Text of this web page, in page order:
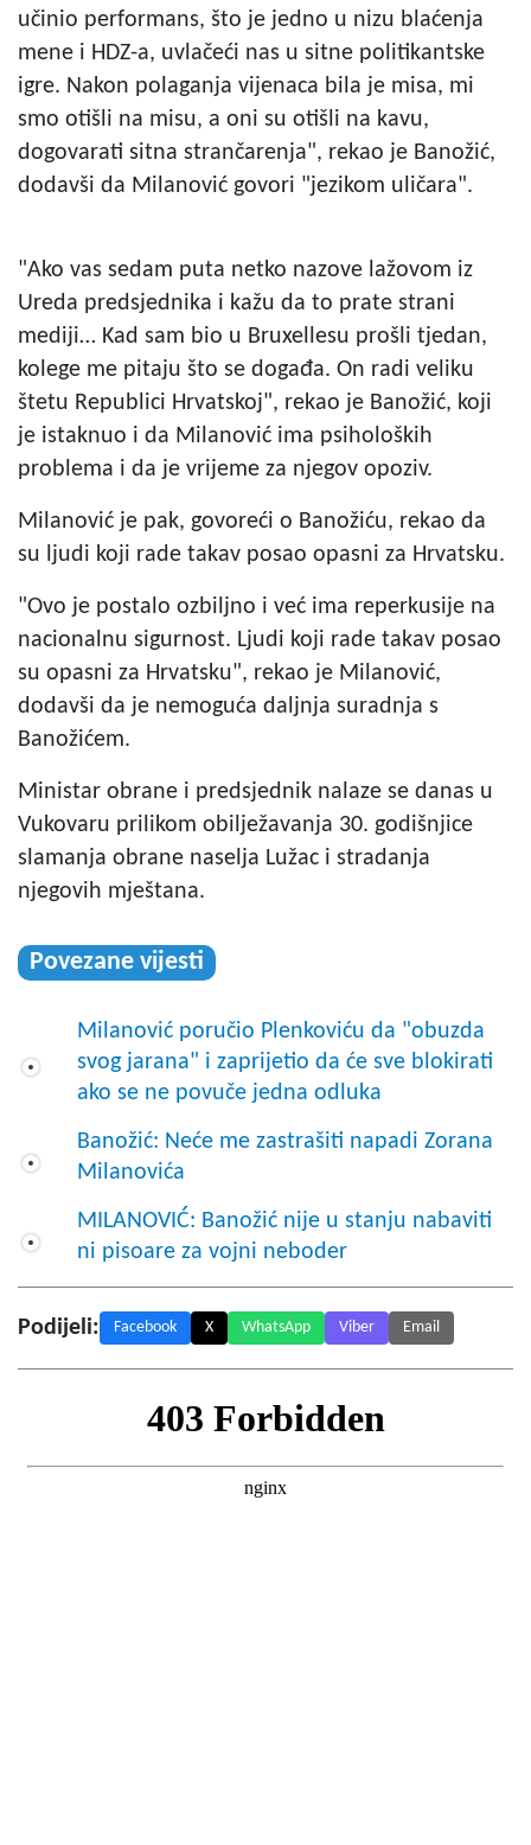
učinio performans, što je jedno u nizu blaćenja
mene i HDZ-a, uvlačeći nas u sitne politikantske
igre. Nakon polaganja vijenaca bila je misa, mi
smo otišli na misu, a oni su otišli na kavu,
dogovarati sitna strančarenja", rekao je Banožić,
dodavši da Milanović govori "jezikom uličara".
"Ako vas sedam puta netko nazove lažovom iz
Ureda predsjednika i kažu da to prate strani
mediji… Kad sam bio u Bruxellesu prošli tjedan,
kolege me pitaju što se događa. On radi veliku
štetu Republici Hrvatskoj", rekao je Banožić, koji
je istaknuo i da Milanović ima psiholoških
problema i da je vrijeme za njegov opoziv.
Milanović je pak, govoreći o Banožiću, rekao da
su ljudi koji rade takav posao opasni za Hrvatsku.
"Ovo je postalo ozbiljno i već ima reperkusije na
nacionalnu sigurnost. Ljudi koji rade takav posao
su opasni za Hrvatsku", rekao je Milanović,
dodavši da je nemoguća daljnja suradnja s
Banožićem.
Ministar obrane i predsjednik nalaze se danas u
Vukovaru prilikom obilježavanja 30. godišnjice
slamanja obrane naselja Lužac i stradanja
njegovih mještana.
Povezane vijesti
Milanović poručio Plenkoviću da "obuzda
svog jarana" i zaprijetio da će sve blokirati
ako se ne povuče jedna odluka
Banožić: Neće me zastrašiti napadi Zorana
Milanovića
MILANOVIĆ: Banožić nije u stanju nabaviti
ni pisoare za vojni neboder
Podijeli: Facebook X WhatsApp Viber Email